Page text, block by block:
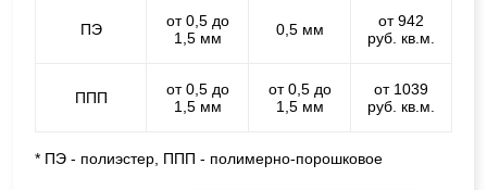
ПЭ
от 0,5 до
1,5 мм
0,5 мм
от 942
руб. кв.м.
ППП
от 0,5 до
1,5 мм
от 0,5 до
1,5 мм
от 1039
руб. кв.м.
* ПЭ - полиэстер, ППП - полимерно-порошковое